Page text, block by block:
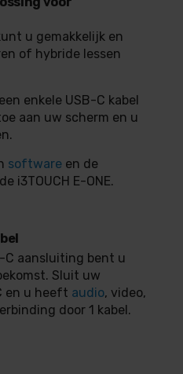
u gemakkelijk en
of hybride lessen
enkele USB-C kabel
aan uw scherm en u
software en de
i3TOUCH E-ONE.
C aansluiting bent u
Sluit uw
en u heeft audio, video,
door 1 kabel.